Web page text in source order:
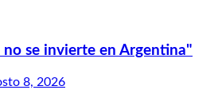
no se invierte en Argentina"
8, 2026